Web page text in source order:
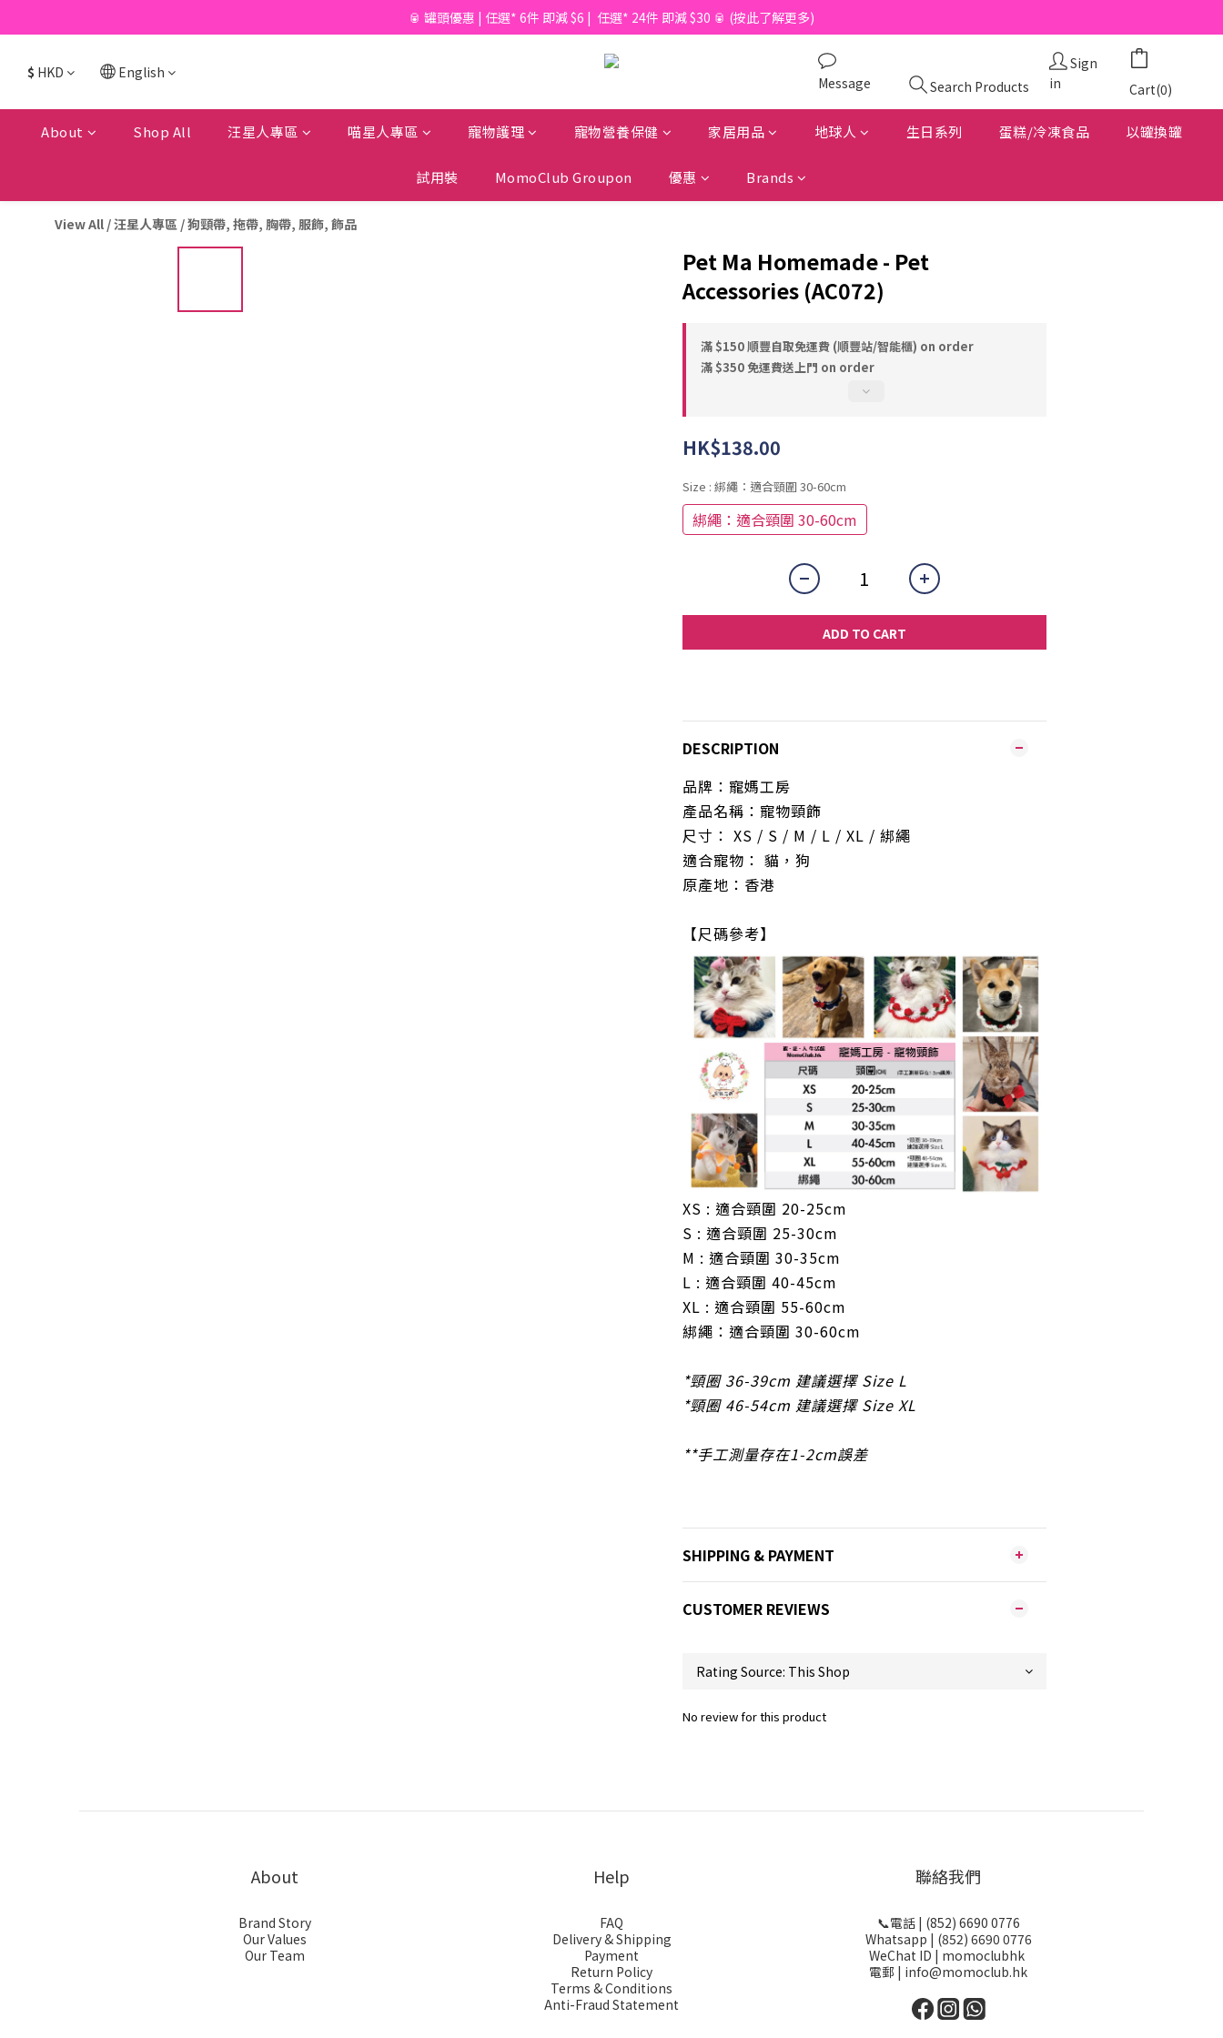
📦滿$150起免香港運費*  |  📦 滿$600起免澳門運費*
🥫 罐頭優惠 | 任選* 6件 即減 $6 |  任選* 24件 即減 $30 🥫 (按此了解更多)
📦滿$150起免香港運費*  |  📦 滿$600起免澳門運費*
$ HKD English
Message Search Products
Sign
in
Cart(0)
About Shop All 汪星人專區 喵星人專區 寵物護理 寵物營養保健 家居用品 地球人 生日系列 蛋糕/冷凍食品 以罐換罐
試用裝 MomoClub Groupon 優惠 Brands
View All /汪星人專區 /狗頸帶, 拖帶, 胸帶, 服飾, 飾品
Pet Ma Homemade - Pet
Accessories (AC072)
滿 $150 順豐自取免運費 (順豐站/智能櫃) on order
滿 $350 免運費送上門 on order
HK$138.00
Size : 綁繩：適合頸圍 30-60cm
綁繩：適合頸圍 30-60cm
ADD TO CART
DESCRIPTION
品牌：寵媽工房
產品名稱：寵物頸飾
尺寸： XS / S / M / L / XL / 綁繩
適合寵物： 貓，狗
原產地：香港
【尺碼參考】
XS : 適合頸圍 20-25cm
S : 適合頸圍 25-30cm
M : 適合頸圍 30-35cm
L : 適合頸圍 40-45cm
XL : 適合頸圍 55-60cm
綁繩： 適合頸圍 30-60cm
*頸圈 36-39cm 建議選擇 Size L
*頸圈 46-54cm 建議選擇 Size XL
**手工測量存在1-2cm誤差
SHIPPING & PAYMENT
CUSTOMER REVIEWS
No review for this product
About
Brand Story
Our Values
Our Team
Help
FAQ
Delivery & Shipping
Payment
Return Policy
Terms & Conditions
Anti-Fraud Statement
聯絡我們
📞電話 | (852) 6690 0776
Whatsapp | (852) 6690 0776
WeChat ID | momoclubhk
電郵 | info@momoclub.hk